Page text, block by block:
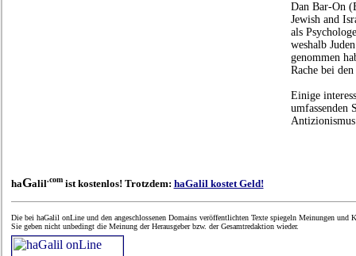
Dan Bar-On
Jewish and
als
weshalb
genommen
Rache bei
Einige
umfassenden
haGalil.comist kostenlos! Trotzdem: haGalil kostet Geld!
Die bei haGalil onLine und den angeschlossenen Domains veröffentlichten Texte spiegeln Meinungen und
Sie geben nicht unbedingt die Meinung der Herausgeber bzw. der Gesamtredaktion wieder.